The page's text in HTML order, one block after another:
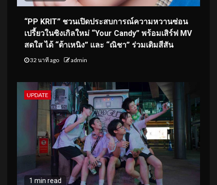
“PP KRIT” ชวนเปิดประสบการณ์ความหวานซ่อน
เปรี้ยวในซิงเกิลใหม่ “Your Candy” พร้อมเสิร์ฟ MV
สดใส ได้ “ต้าเหนิง” และ “ณิชา” ร่วมเติมสีสัน
32 นาที ago admin
UPDATE
1 min read